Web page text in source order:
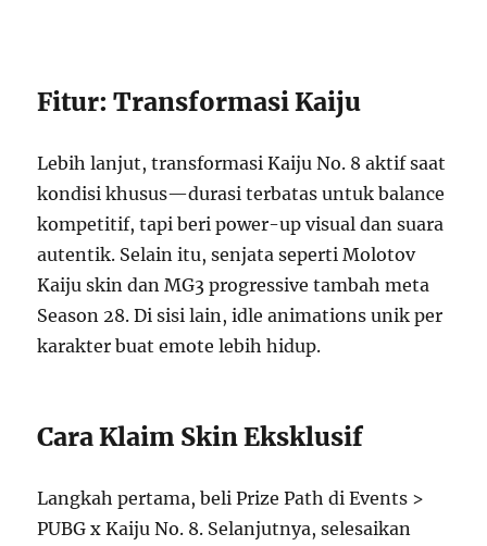
Fitur: Transformasi Kaiju
Lebih lanjut, transformasi Kaiju No. 8 aktif saat
kondisi khusus—durasi terbatas untuk balance
kompetitif, tapi beri power-up visual dan suara
autentik. Selain itu, senjata seperti Molotov
Kaiju skin dan MG3 progressive tambah meta
Season 28. Di sisi lain, idle animations unik per
karakter buat emote lebih hidup.
Cara Klaim Skin Eksklusif
Langkah pertama, beli Prize Path di Events >
PUBG x Kaiju No. 8. Selanjutnya, selesaikan